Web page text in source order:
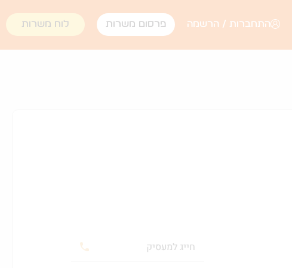
התחברות / הרשמה פרסום משרות לוח משרות
חייג למעסיק